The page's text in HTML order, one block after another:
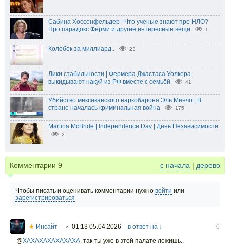
Сабина Хоссенфельдер | Что ученые знают про НЛО?
Про парадокс Ферми и другие интересные вещи
1
Колобок за миллиард.. 23
Лики стабильности | Фермера Джастаса Уолкера
выкидывают накуй из РФ вместе с семьёй
41
Убийство мексиканского наркобарона Эль Менчо | В
стране началась криминальная война
175
Martina McBride | Independence Day | День Независимости
2
Комментарии 9 с начала | дерево
Чтобы писать и оценивать комментарии нужно войти или
зарегистрироваться
★ Инсайт ○ 01:13 05.04.2026 в ответ на ↓
0
@XAXAXAXAXAXAXA, так ты уже в этой палате лежишь..